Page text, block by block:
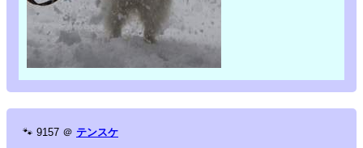
🐾 9157 ＠ テンスケ